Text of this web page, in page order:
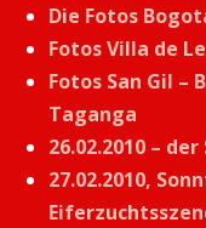
Die Fotos
Fotos Villa de
Fotos San Gil –
Taganga
26.02.2010 –
27.02.2010,